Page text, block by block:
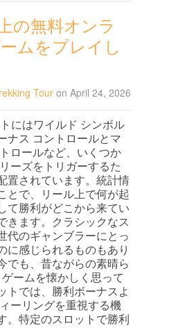
の無料オンラ
ムをプレイし
Tour on April 24, 2026
にはワイルド シンボル
ナス コントロールとマ
ロールなど、いくつか
ーズをトリガーするた
置されています。統計情
とで、リール上で何が起
て勝利がどこから来てい
きます。クラシックなス
代のギャンブラーにとっ
に感じられるものもあり
でも、昔ながらの素晴ら
ームを懐かしく思って
トでは、勝利ボーナスよ
ーリングを重視する機
。特定のスロットで勝利